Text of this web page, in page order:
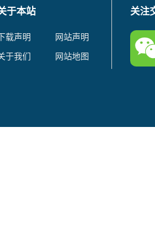
于本站
载声明
网站声明
于我们
网站地图
关注